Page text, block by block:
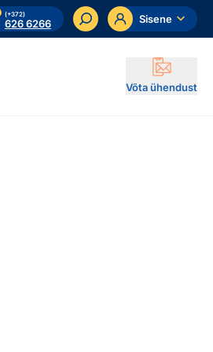
(+372)
626 6266 Sisene
Võta ühendust